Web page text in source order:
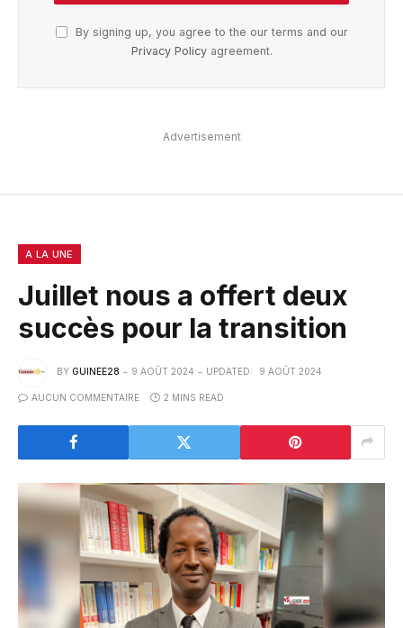
By signing up, you agree to the our terms and our
Privacy Policyagreement.
Advertisement
A LA UNE
Juillet nous a offert deux
succès pour la transition
BY GUINEE28 9 AOÛT 2024 UPDATED: 9 AOÛT 2024
AUCUN COMMENTAIRE 2 MINS READ